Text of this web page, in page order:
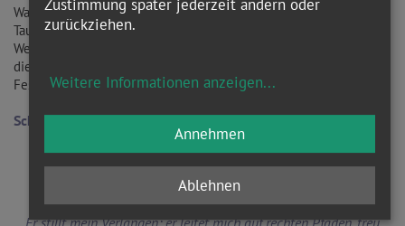
Wasser reinigt, Chrisam-Öl verleiht königliche Würde und die
Taufkerze – entzündet an der Osterkerze – bringt Licht in die
Welt. Zahlreiche Symbole begleiten die Tauffeier. Sie erschließen
die Bedeutung der Taufe und machen sie zu einem lebendigen
Fest.
Schöne Sprüche zur Taufe - Aus der Bibel
Pslam 23:
Der Herr ist mein Hirte, nichts wird mir fehlen.
Er lässt mich lagern auf grünen Auen und führt mich zum
Ruheplatz am Wasser.
Er stillt mein Verlangen; er leitet mich auf rechten Pfaden, treu
Zustimmung später jederzeit ändern oder
zurückziehen.
Weitere Informationen anzeigen...
Ablehnen
Annehmen